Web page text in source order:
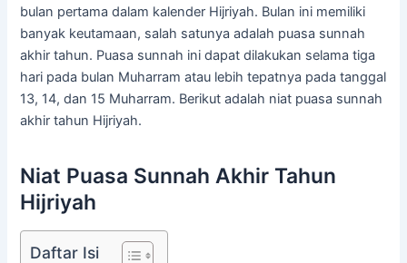
bulan pertama dalam kalender Hijriyah. Bulan ini memiliki
banyak keutamaan, salah satunya adalah puasa sunnah
akhir tahun. Puasa sunnah ini dapat dilakukan selama tiga
hari pada bulan Muharram atau lebih tepatnya pada tanggal
13, 14, dan 15 Muharram. Berikut adalah niat puasa sunnah
akhir tahun Hijriyah.
Niat Puasa Sunnah Akhir Tahun
Hijriyah
Daftar Isi